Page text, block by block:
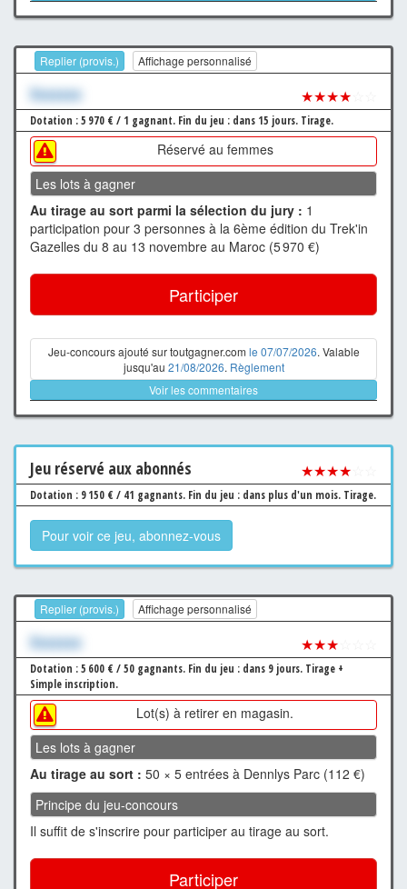
Replier (provis.) Affichage personnalisé
Xxxxxxx ★★★★
Dotation : 5 970 € / 1 gagnant. Fin du jeu : dans 15 jours. Tirage.
Réservé au femmes
Les lots à gagner
Au tirage au sort parmi la sélection du jury : 1
participation pour 3 personnes à la 6ème édition du Trek'in
Gazelles du 8 au 13 novembre au Maroc (5 970 €)
Participer
Jeu-concours ajouté sur toutgagner.com le 07/07/2026. Valable
jusqu'au 21/08/2026. Règlement
Voir les commentaires
Jeu réservé aux abonnés ★★★★
Dotation : 9 150 € / 41 gagnants. Fin du jeu : dans plus d'un mois. Tirage.
Pour voir ce jeu, abonnez-vous
Replier (provis.) Affichage personnalisé
Xxxxxxx ★★★
Dotation : 5 600 € / 50 gagnants. Fin du jeu : dans 9 jours. Tirage +
Simple inscription.
Lot(s) à retirer en magasin.
Les lots à gagner
Au tirage au sort : 50 × 5 entrées à Dennlys Parc (112 €)
Principe du jeu-concours
Il suffit de s'inscrire pour participer au tirage au sort.
Participer